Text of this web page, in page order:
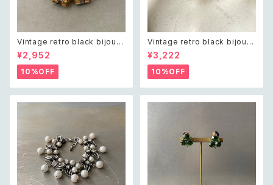
Vintage retro black bijou b
icolor chain bracelet レトロ
ヴィンテージ アクセサリー ブラ
ック ビジュー バイカラー チェー
ン ブレスレット
¥2,952
10%OFF
Vintage retro black bijou b
icolor chain necklace レト
ロ ヴィンテージ アクセサリー ブ
ラック ビジュー バイカラー チェ
ーン ネックレス
¥3,222
10%OFF